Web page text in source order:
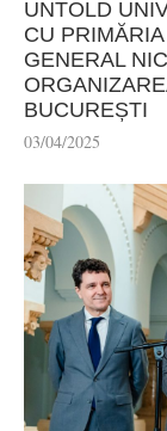
UNTOLD
CU
GENERAL
BUCUREȘTI
03/04/2025